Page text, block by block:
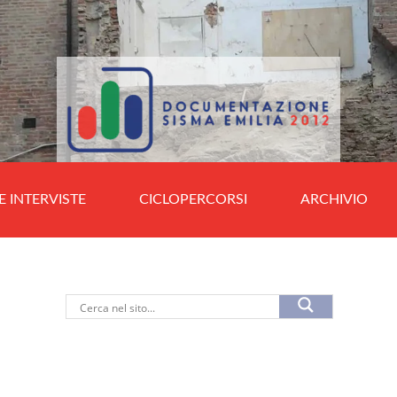
INTERVISTE CICLOPERCORSI ARCHIVIO